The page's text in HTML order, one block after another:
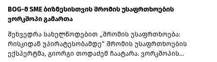
BOG-მ SME ბიზნესისთვის შრომის უსაფრთხოების
ვორკშოპი გამართა
შეხვედრა სახელწოდებით „შრომის უსაფრთხოება:
რისკიდან უპირატესობამდე“ შრომის უსაფრთხოების
ექსპერტმა, გიორგი თოდაძემ ჩაატარა. ვორკშოპის